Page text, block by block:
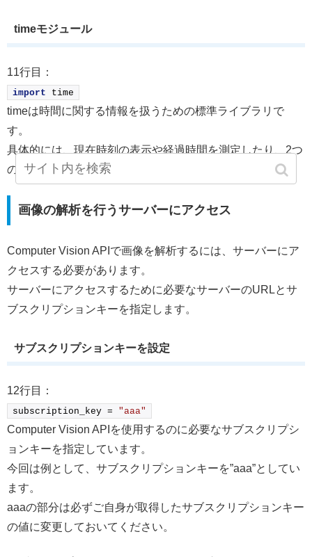
timeモジュール
11行目：
import time
timeは時間に関する情報を扱うための標準ライブラリで
す。
具体的には、現在時刻の表示や経過時間を測定したり、2つ
の時間の時間差を算出したりできます。
画像の解析を行うサーバーにアクセス
Computer Vision APIで画像を解析するには、サーバーにア
クセスする必要があります。
サーバーにアクセスするために必要なサーバーのURLとサ
ブスクリプションキーを指定します。
サブスクリプションキーを設定
12行目：
subscription_key = "aaa"
Computer Vision APIを使用するのに必要なサブスクリプシ
ョンキーを指定しています。
今回は例として、サブスクリプションキーを”aaa”としてい
ます。
aaaの部分は必ずご自身が取得したサブスクリプションキー
の値に変更しておいてください。